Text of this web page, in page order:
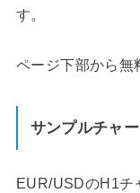
す。
ページ下部から無
サンプルチャ
EUR/USDのH1チ